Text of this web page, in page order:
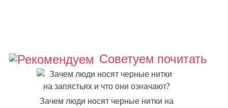
Советуем почитать
Зачем люди носят черные нитки на